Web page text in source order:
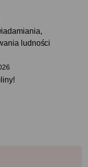
ludności